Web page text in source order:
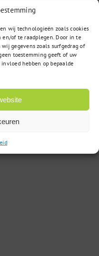
wij technologieën zoals cookies
of te raadplegen. Door in te
gegevens zoals surfgedrag of
toestemming geeft of uw
hebben op bepaalde